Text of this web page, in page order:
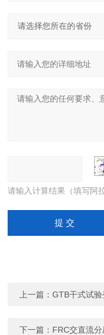
请输入计算结果（填写阿
上一篇：GTB干式试验
下一篇： FRC交直流分